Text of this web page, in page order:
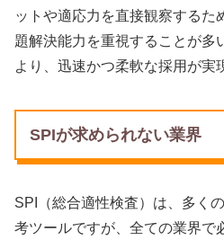
ットや適応力を直接観察するた
題解決能力を重視することが多
より、迅速かつ柔軟な採用が実
SPIが求められない業界
SPI（総合適性検査）は、多く
考ツールですが、全ての業界で